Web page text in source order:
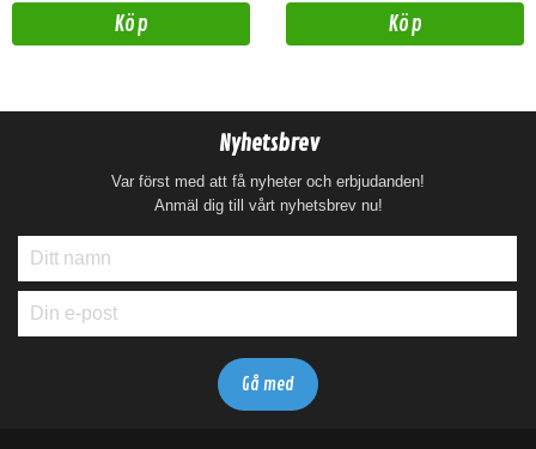
Köp Köp
Nyhetsbrev
Var först med att få nyheter och erbjudanden!
Anmäl dig till vårt nyhetsbrev nu!